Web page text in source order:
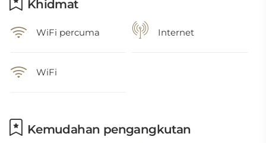
Khidmat
WiFi percuma Internet
WiFi
Kemudahan pengangkutan